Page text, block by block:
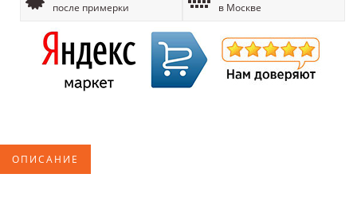
после примерки
в Москве
ОПИСАНИЕ